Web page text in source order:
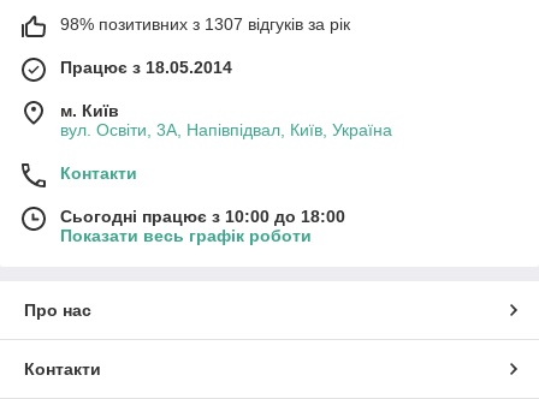
98% позитивних з 1307 відгуків за рік
Працює з 18.05.2014
м. Київ
вул. Освіти, 3А, Напівпідвал, Київ, Україна
Контакти
Сьогодні працює з 10:00 до 18:00
Показати весь графік роботи
Про нас
Контакти